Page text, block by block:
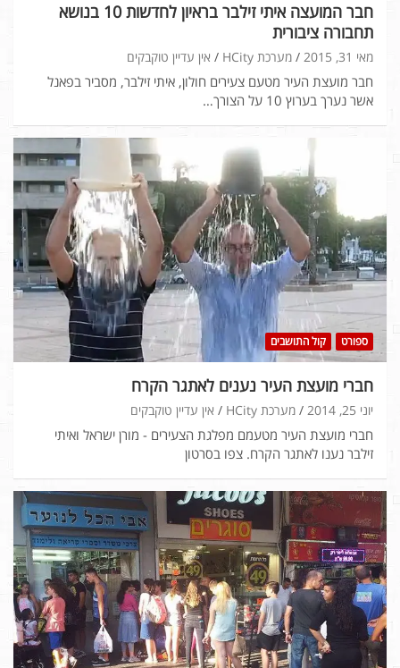
חבר המועצה איתי זילבר בראיון לחדשות 10 בנושא
תחבורה ציבורית
מאי 31, 2015 מערכת HCity אין עדיין טוקבקים
חבר מועצת העיר מטעם צעירים חולון, איתי זילבר, מסביר בפאנל
אשר נערך בערוץ 10 על הצורך…
ספורט קול התושבים
חברי מועצת העיר נענים לאתגר הקרח
יוני 25, 2014 מערכת HCity אין עדיין טוקבקים
חברי מועצת העיר מטעמם מפלגת הצעירים - מורן ישראל ואיתי
זילבר נענו לאתגר הקרח. צפו בסרטון